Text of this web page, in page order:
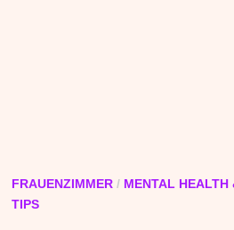
FRAUENZIMMER/ MENTAL HEALTH
TIPS